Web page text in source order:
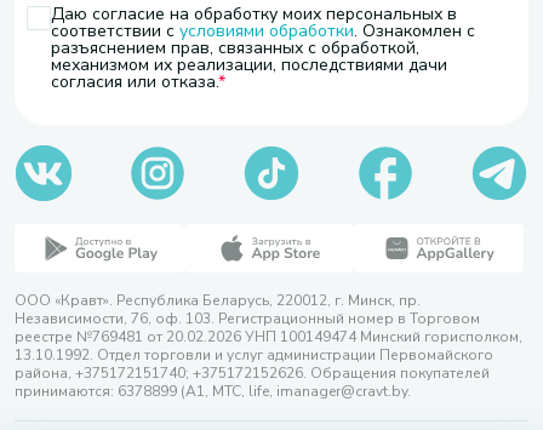
Даю согласие на обработку моих персональных в
соответствии с условиями обработки. Ознакомлен с
разъяснением прав, связанных с обработкой,
механизмом их реализации, последствиями дачи
согласия или отказа.
ООО «Кравт». Республика Беларусь, 220012, г. Минск, пр.
Независимости, 76, оф. 103. Регистрационный номер в Торговом
реестре №769481 от 20.02.2026 УНП 100149474 Минский горисполком,
13.10.1992. Отдел торговли и услуг администрации Первомайского
района, +375172151740; +375172152626. Обращения покупателей
принимаются: 6378899 (А1, МТС, life, imanager@cravt.by.